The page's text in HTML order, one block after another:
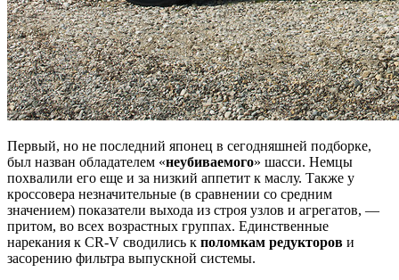
Первый, но не последний японец в сегодняшней подборке,
был назван обладателем «неубиваемого» шасси. Немцы
похвалили его еще и за низкий аппетит к маслу. Также у
кроссовера незначительные (в сравнении со средним
значением) показатели выхода из строя узлов и агрегатов, —
притом, во всех возрастных группах. Единственные
нарекания к CR-V сводились к поломкам редукторов и
засорению фильтра выпускной системы.